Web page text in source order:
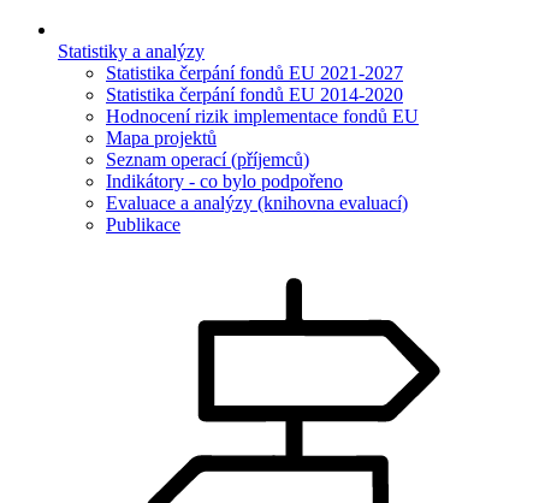
Statistiky a analýzy
Statistika čerpání fondů EU 2021-2027
Statistika čerpání fondů EU 2014-2020
Hodnocení rizik implementace fondů EU
Mapa projektů
Seznam operací (příjemců)
Indikátory - co bylo podpořeno
Evaluace a analýzy (knihovna evaluací)
Publikace